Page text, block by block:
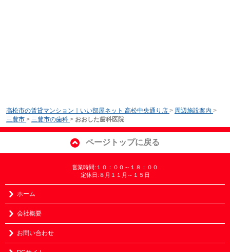
高松市の賃貸マンション｜いい部屋ネット 高松中央通り店 > 周辺施設案内 >
三豊市 > 三豊市の歯科 > おおした歯科医院
ページトップに戻る
営業時間:１０：００～１８：００
定休日:８月１１月～１５日
ホーム
会社概要
お問い合わせ